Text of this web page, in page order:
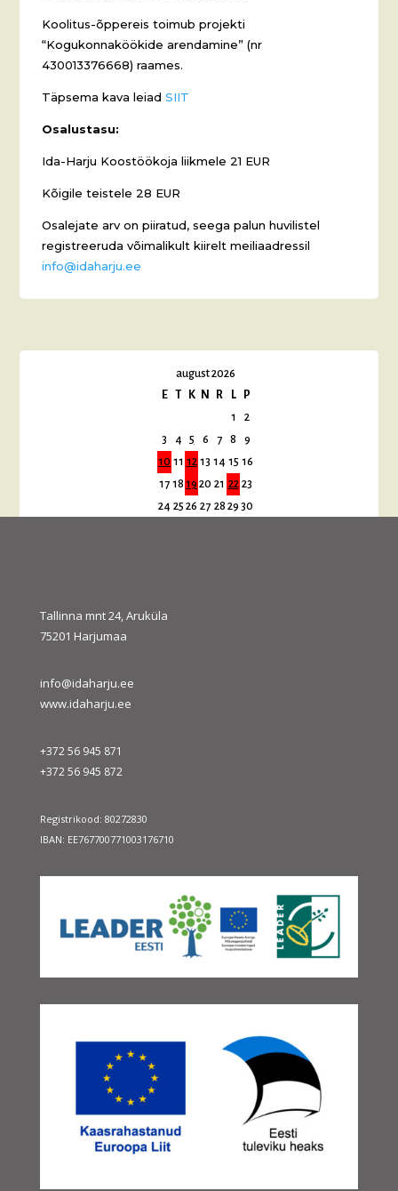
Koolitus-õppereis toimub projekti
“Kogukonnaköökide arendamine” (nr
430013376668) raames.
Täpsema kava leiadSIIT
Osalustasu:
Ida-Harju Koostöökoja liikmele 21 EUR
Kõigile teistele 28 EUR
Osalejate arv on piiratud, seega palun huvilistel
registreeruda võimalikult kiirelt meiliaadressil
info@idaharju.ee
august 2026
E
T K N R L
P
1
2
3
4 5 6 7 8
9
10 11 12 13 14 15 16
17 18 19 20 21 22 23
24 25 26 27 28 29 30
Tallinna mnt 24, Aruküla
75201 Harjumaa
info@idaharju.ee
www.idaharju.ee
+372 56 945 871
+372 56 945 872
Registrikood: 80272830
IBAN: EE767700771003176710